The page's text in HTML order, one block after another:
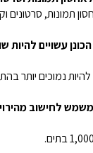
תמונות, סרטונים
עשויים להיות
להיות נמוכים יותר
לחישוב